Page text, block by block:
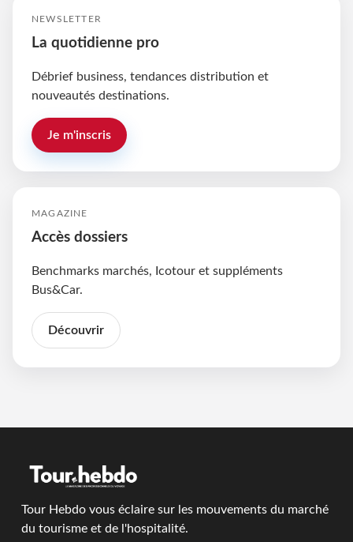
NEWSLETTER
La quotidienne pro
Débrief business, tendances distribution et
nouveautés destinations.
Je m'inscris
MAGAZINE
Accès dossiers
Benchmarks marchés, Icotour et suppléments
Bus&Car.
Découvrir
Tour Hebdo vous éclaire sur les mouvements du marché
du tourisme et de l'hospitalité.